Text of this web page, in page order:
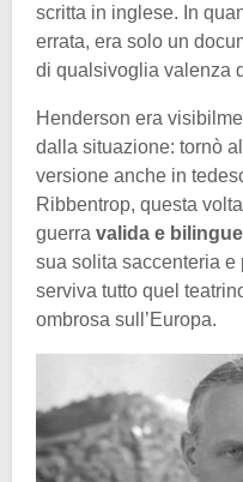
scritta in inglese. In
errata, era solo un
di qualsivoglia valenza
Henderson era
dalla situazione: tornò
versione anche in
Ribbentrop, questa
guerra valida e bilingue
sua solita saccenteria e
serviva tutto quel
ombrosa sull’Europa.